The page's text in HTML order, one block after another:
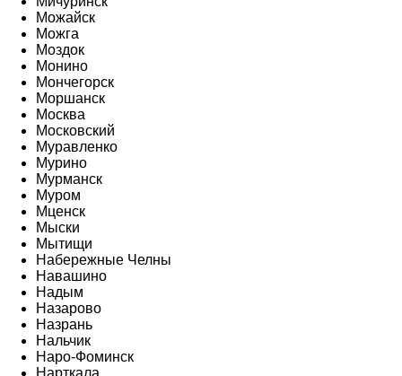
Можайск
Можга
Моздок
Монино
Мончегорск
Моршанск
Москва
Московский
Муравленко
Мурино
Мурманск
Муром
Мценск
Мыски
Мытищи
Набережные Челны
Навашино
Надым
Назарово
Назрань
Нальчик
Наро-Фоминск
Нарткала